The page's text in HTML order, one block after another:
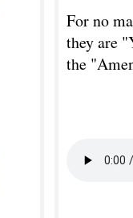
For no
they are
the